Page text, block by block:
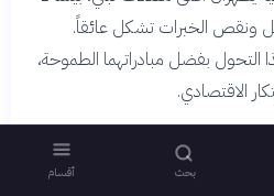
ونقص الخبرات تشكل عائقاً.
التحول بفضل مبادراتهما الطموحة،
الاقتصادي.
بحث أقسام